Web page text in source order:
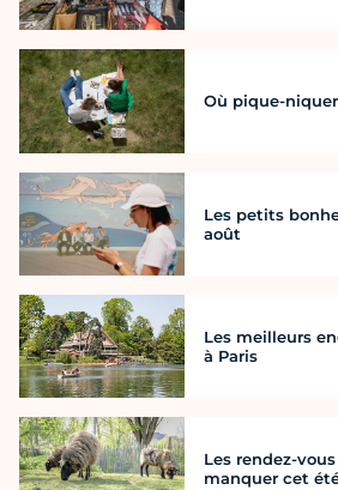
Où pique-
Les petits
août
Les meilleurs
à Paris
Les rendez-
manquer cet